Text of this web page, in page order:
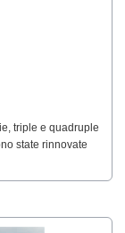
triple e quadruple
state rinnovate